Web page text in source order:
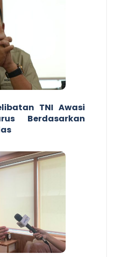
TNI Awasi
Berdasarkan